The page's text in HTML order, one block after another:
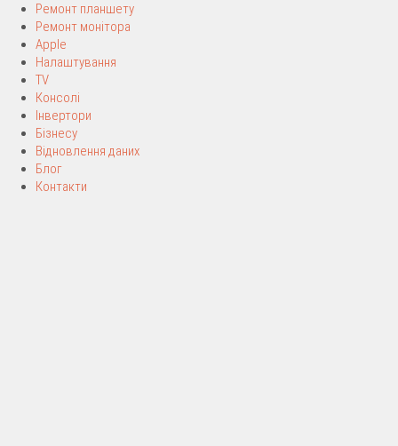
Ремонт планшету
Ремонт монітора
Apple
Налаштування
TV
Консолі
Інвертори
Бізнесу
Відновлення даних
Блог
Контакти